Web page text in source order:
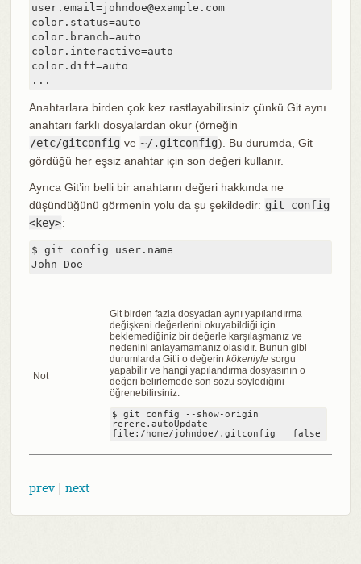
user.email=johndoe@example.com
color.status=auto
color.branch=auto
color.interactive=auto
color.diff=auto
...
Anahtarlara birden çok kez rastlayabilirsiniz çünkü Git aynı
anahtarı farklı dosyalardan okur (örneğin
/etc/gitconfig ve ~/.gitconfig). Bu durumda, Git
gördüğü her eşsiz anahtar için son değeri kullanır.
Ayrıca Git’in belli bir anahtarın değeri hakkında ne
düşündüğünü görmenin yolu da şu şekildedir: git config
<key>:
$ git config user.name
John Doe
Not
Git birden fazla dosyadan aynı yapılandırma
değişkeni değerlerini okuyabildiği için
beklemediğiniz bir değerle karşılaşmanız ve
nedenini anlayamamanız olasıdır. Bunun gibi
durumlarda Git’i o değerin kökeniylesorgu
yapabilir ve hangi yapılandırma dosyasının o
değeri belirlemede son sözü söylediğini
öğrenebilirsiniz:
$ git config --show-origin
rerere.autoUpdate
file:/home/johndoe/.gitconfig	false
prev| next